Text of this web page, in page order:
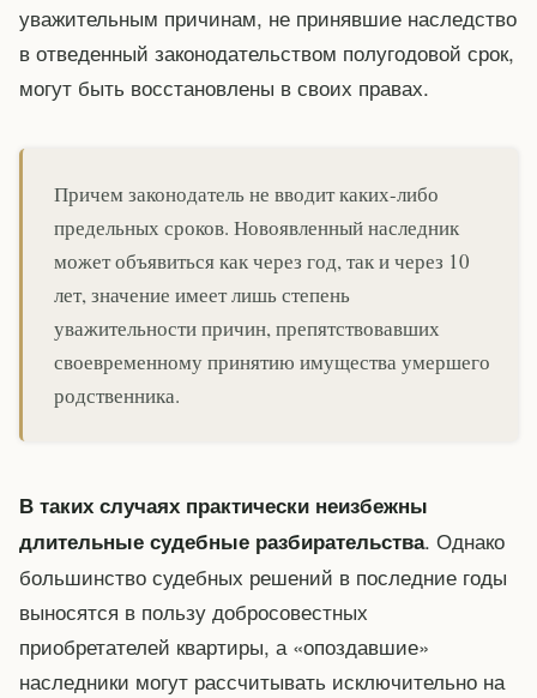
уважительным причинам, не принявшие наследство
в отведенный законодательством полугодовой срок,
могут быть восстановлены в своих правах.
Причем законодатель не вводит каких-либо
предельных сроков. Новоявленный наследник
может объявиться как через год, так и через 10
лет, значение имеет лишь степень
уважительности причин, препятствовавших
своевременному принятию имущества умершего
родственника.
В таких случаях практически неизбежны
длительные судебные разбирательства. Однако
большинство судебных решений в последние годы
выносятся в пользу добросовестных
приобретателей квартиры, а «опоздавшие»
наследники могут рассчитывать исключительно на